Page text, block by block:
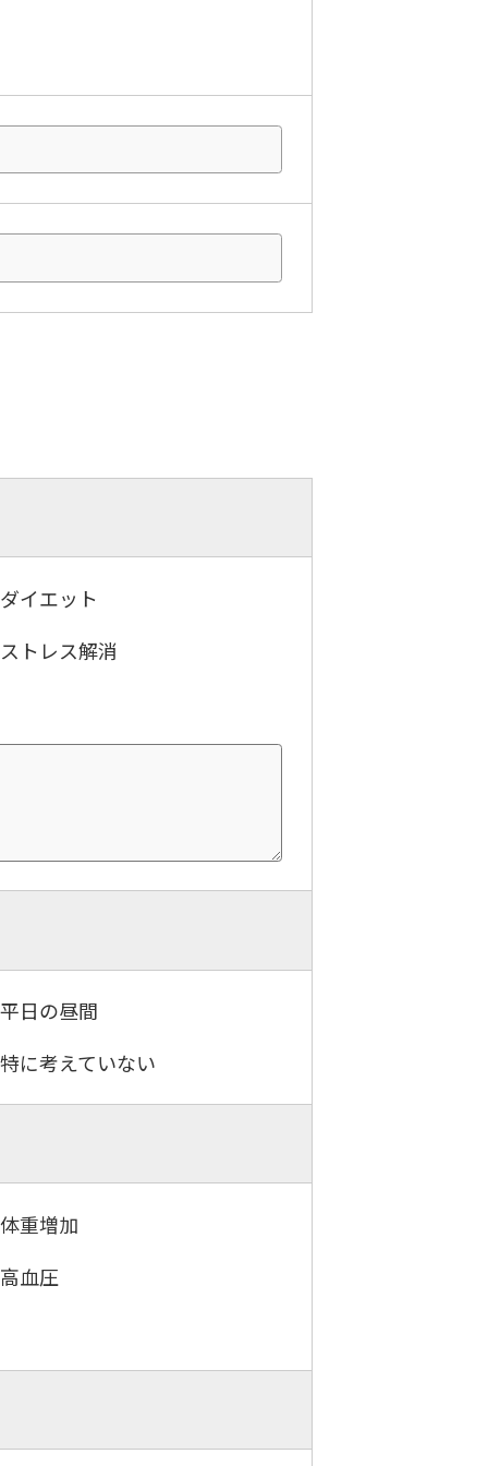
イエット
トレス解消
日の昼間
に考えていない
重増加
血圧